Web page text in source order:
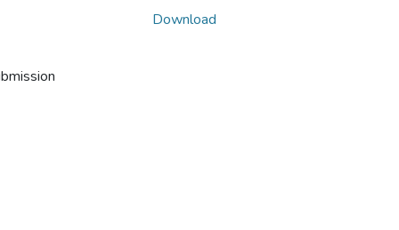
Download